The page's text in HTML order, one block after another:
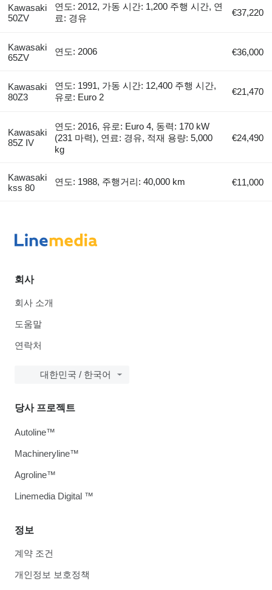
Kawasaki
50ZV
연도: 2012, 가동 시간: 1,200 주행 시간, 연
료: 경유
€37,220
Kawasaki
65ZV
연도: 2006 €36,000
Kawasaki
80Z3
연도: 1991, 가동 시간: 12,400 주행 시간,
유로: Euro 2
€21,470
Kawasaki
85Z IV
연도: 2016, 유로: Euro 4, 동력: 170 kW
(231 마력), 연료: 경유, 적재 용량: 5,000
kg
€24,490
Kawasaki
kss 80
연도: 1988, 주행거리: 40,000 km €11,000
회사
회사 소개
도움말
연락처
대한민국 / 한국어
정보
계약 조건
개인정보 보호정책
당사 프로젝트
Autoline™
Machineryline™
Agroline™
Linemedia Digital ™